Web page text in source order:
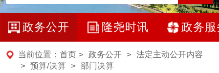
政务公开 隆尧时讯 政务服
当前位置： 首页 > 政务公开> 法定主动公开内容
> 预算/决算> 部门决算